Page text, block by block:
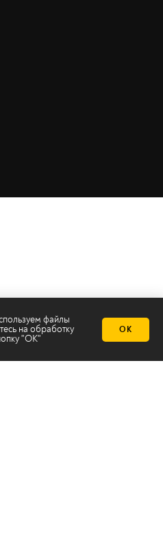
файлы
на обработку
"ОК"
ОК